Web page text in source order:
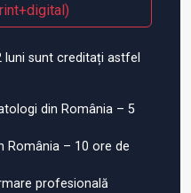
sunt creditați astfel
din România – 5
România – 10 ore de
profesională